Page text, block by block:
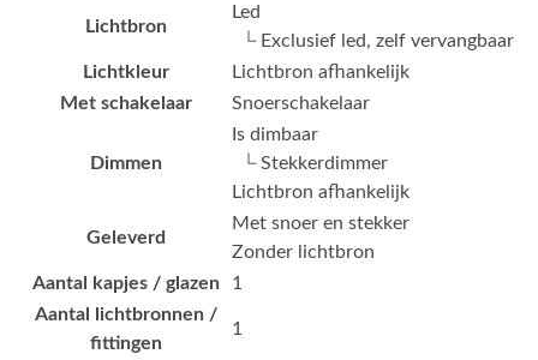
Lichtbron
Led
└ Exclusief led, zelf vervangbaar
Lichtkleur
Lichtbron afhankelijk
Met schakelaar
Snoerschakelaar
Dimmen
Is dimbaar
└ Stekkerdimmer
Lichtbron afhankelijk
Geleverd
Met snoer en stekker
Zonder lichtbron
Aantal kapjes / glazen
1
Aantal lichtbronnen /
fittingen
1